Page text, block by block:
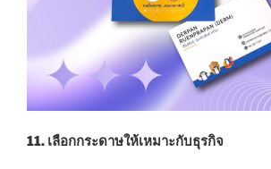
11. เลือกกระดาษให้เหมาะกับธุรกิจ